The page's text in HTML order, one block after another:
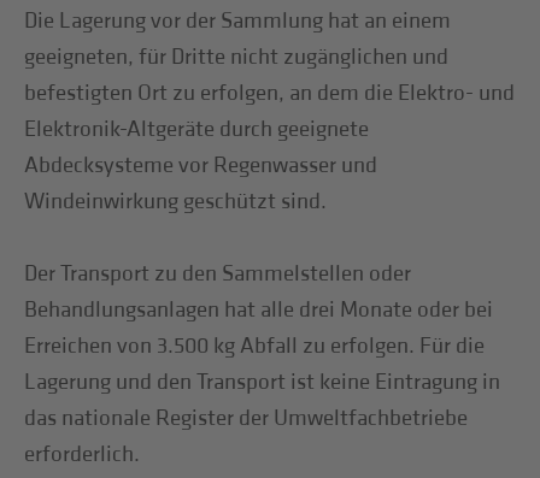
Die Lagerung vor der Sammlung hat an einem
geeigneten, für Dritte nicht zugänglichen und
befestigten Ort zu erfolgen, an dem die Elektro- und
Elektronik-Altgeräte durch geeignete
Abdecksysteme vor Regenwasser und
Windeinwirkung geschützt sind.
Der Transport zu den Sammelstellen oder
Behandlungsanlagen hat alle drei Monate oder bei
Erreichen von 3.500 kg Abfall zu erfolgen. Für die
Lagerung und den Transport ist keine Eintragung in
das nationale Register der Umweltfachbetriebe
erforderlich.